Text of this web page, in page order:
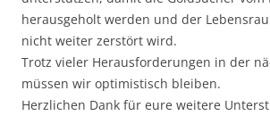
herausgeholt werden und der
nicht weiter zerstört wird.
Trotz vieler Herausforderungen in der
müssen wir optimistisch bleiben.
Herzlichen Dank für eure weitere